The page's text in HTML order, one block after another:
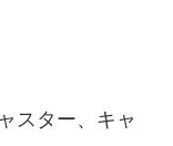
スター、キャ